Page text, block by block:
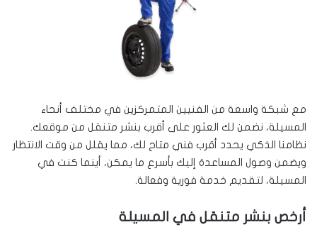
مع شبكة واسعة من الفنيين المتمركزين في مختلف أنحاء
المسيلة، نضمن لك العثور على أقرب بنشر متنقل من موقعك.
نظامنا الذكي يحدد أقرب فني متاح لك، مما يقلل من وقت الانتظار
ويضمن وصول المساعدة إليك بأسرع ما يمكن، أينما كنت في
المسيلة، لتقديم خدمة فورية وفعالة.
أرخص بنشر متنقل في المسيلة